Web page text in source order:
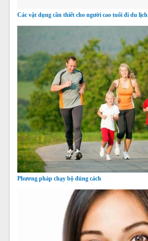
Các vật dụng cần thiết cho người cao tuổi đi du lịch
Phương pháp chạy bộ đúng cách